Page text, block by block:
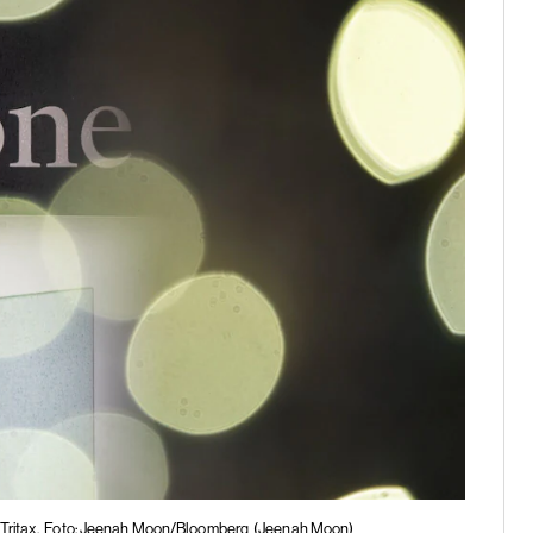
Foto: Jeenah Moon/Bloomberg (Jeenah Moon)